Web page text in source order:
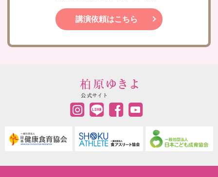
講演依頼はこちら